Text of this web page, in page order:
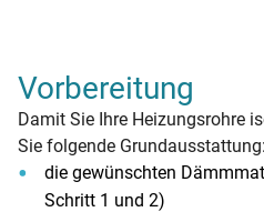
Vorbereitung
Damit Sie Ihre Heizungsrohre
Sie folgende Grundausstattung:
die gewünschten
Schritt 1 und 2)